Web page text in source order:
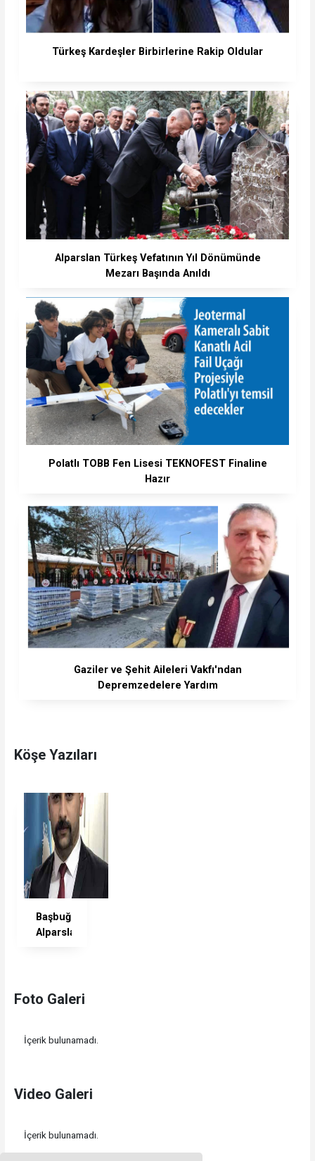
Türkeş Kardeşler Birbirlerine Rakip Oldular
Alparslan Türkeş Vefatının Yıl Dönümünde
Mezarı Başında Anıldı
Polatlı TOBB Fen Lisesi TEKNOFEST Finaline
Hazır
Gaziler ve Şehit Aileleri Vakfı'ndan
Depremzedelere Yardım
Köşe Yazıları
Başbuğ
Alparslan
Adanmışlığı
Foto Galeri
İçerik bulunamadı.
Video Galeri
İçerik bulunamadı.